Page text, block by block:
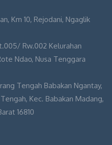
Km 10, Rejodani, Ngaglik
Rw.002 Kelurahan
Ndao, Nusa Tenggara
Tengah Babakan Ngantay,
Kec. Babakan Madang,
16810